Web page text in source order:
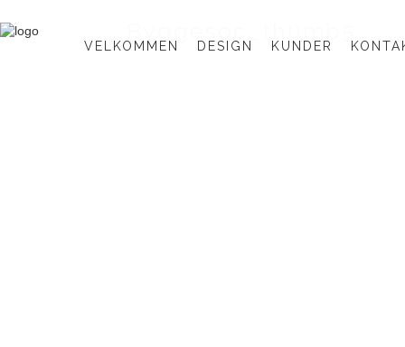
VELKOMMEN DESIGN KUNDER